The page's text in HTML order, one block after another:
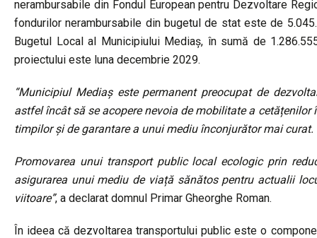
nerambursabile din Fondul European pentru Dezvoltare
fondurilor nerambursabile din bugetul de stat este de
Bugetul Local al Municipiului Mediaș, în sumă de
proiectului este luna decembrie 2029.
“Municipiul Mediaș este permanent preocupat de
astfel încât să se acopere nevoia de mobilitate a cetățenilor
timpilor și de garantare a unui mediu înconjurător mai curat.
Promovarea unui transport public local ecologic prin
asigurarea unui mediu de viață sănătos pentru actualii
viitoare”, a declarat domnul Primar Gheorghe Roman.
În ideea că dezvoltarea transportului public este o